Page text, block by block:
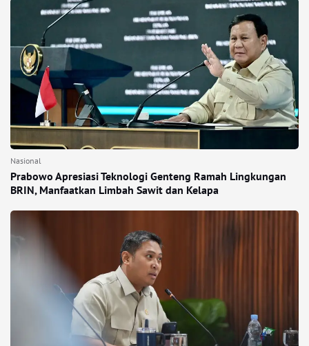
Nasional
Prabowo Apresiasi Teknologi Genteng Ramah Lingkungan
BRIN, Manfaatkan Limbah Sawit dan Kelapa